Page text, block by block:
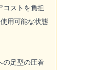
コストを負担
用可能な状態
の足型の圧着